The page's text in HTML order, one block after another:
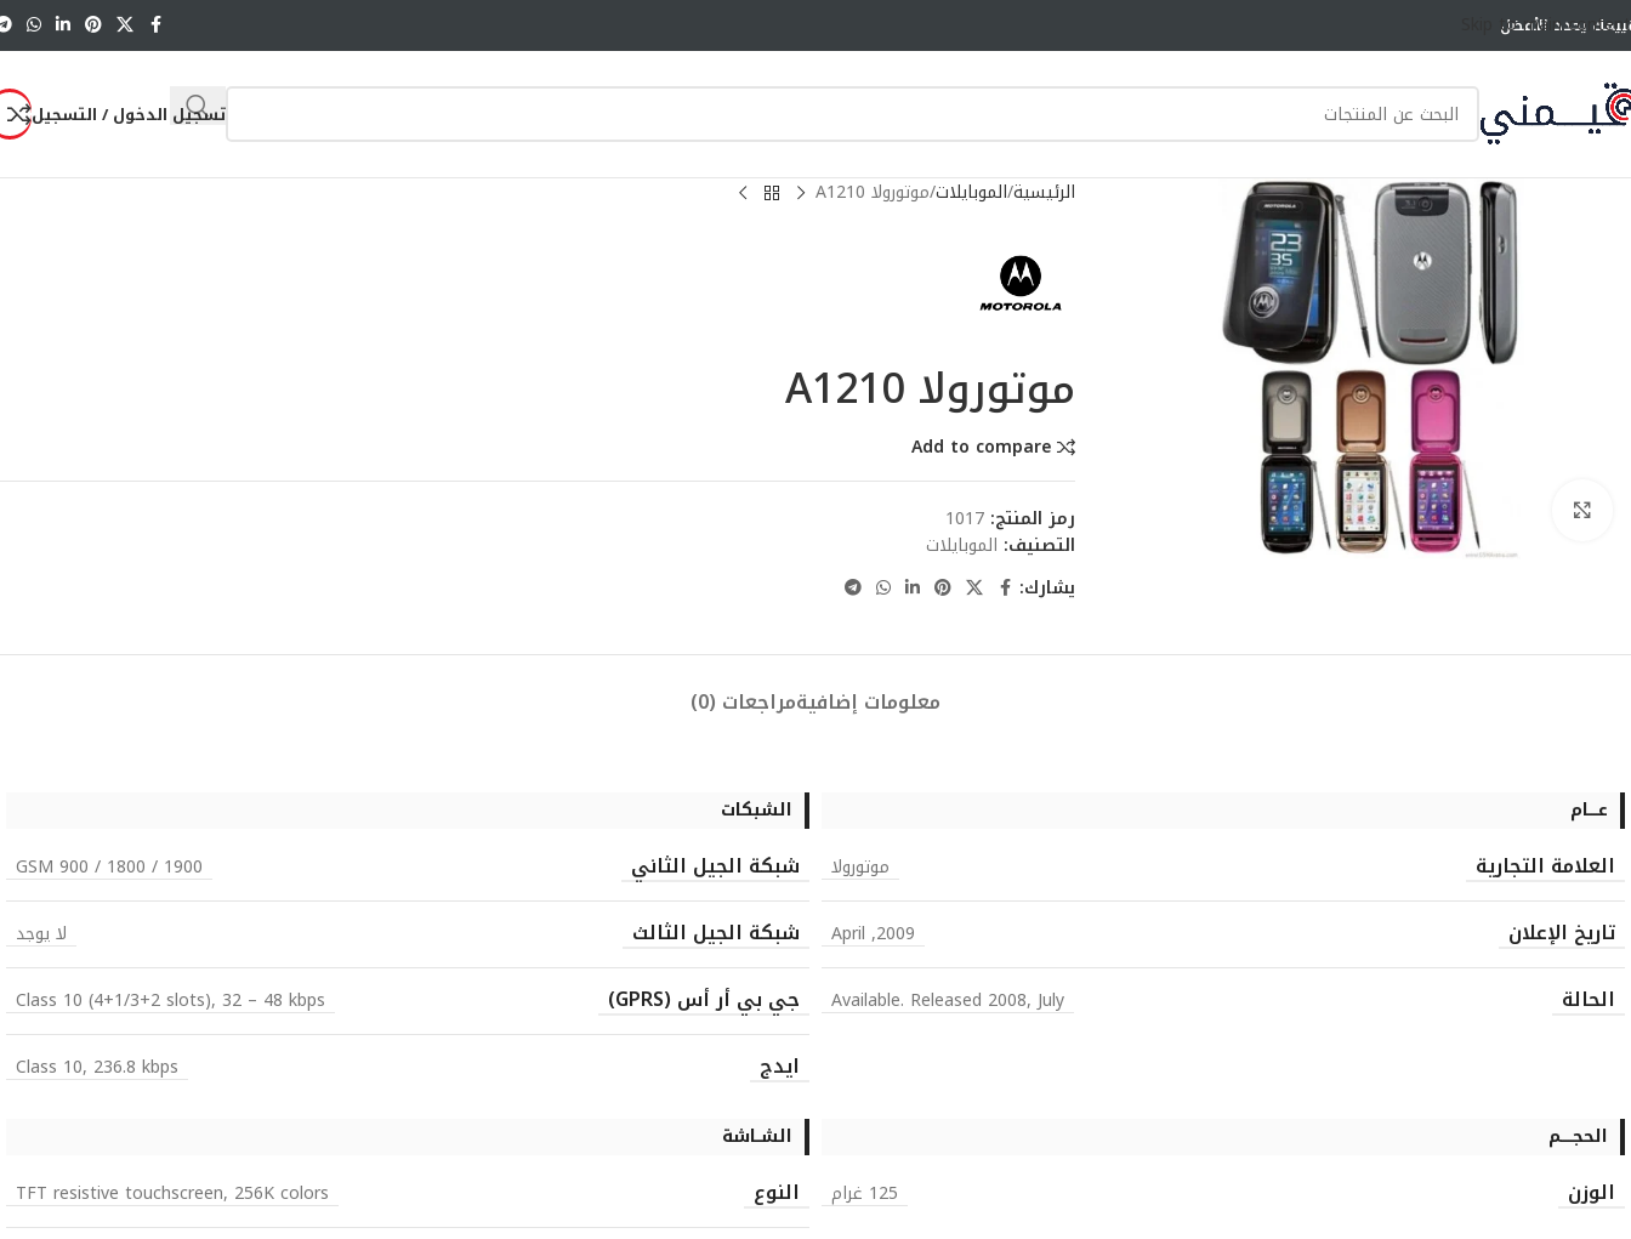
Skip to main content
يحدد الأفضل
تسجيل الدخول / التسجيل
انقر للتكبير
الرئيسية الموبايلات موتورولا A1210
موتورولا A1210
Add to compare
رمز المنتج: 1017
التصنيف: الموبايلات
يشارك:
معلومات إضافيةمراجعات (0)
عــــام
العلامة التجارية موتورولا
تاريخ الإعلان 2009, April
الحالة Available. Released 2008, July
الشبكات
شبكة الجيل الثاني GSM 900 / 1800 / 1900
شبكة الجيل الثالث لا يوجد
جي بي أر أس (GPRS) Class 10 (4+1/3+2 slots), 32 – 48 kbps
ايدج Class 10, 236.8 kbps
الحجـــــم
الوزن 125 غرام
الشــاشة
النوع TFT resistive touchscreen, 256K colors